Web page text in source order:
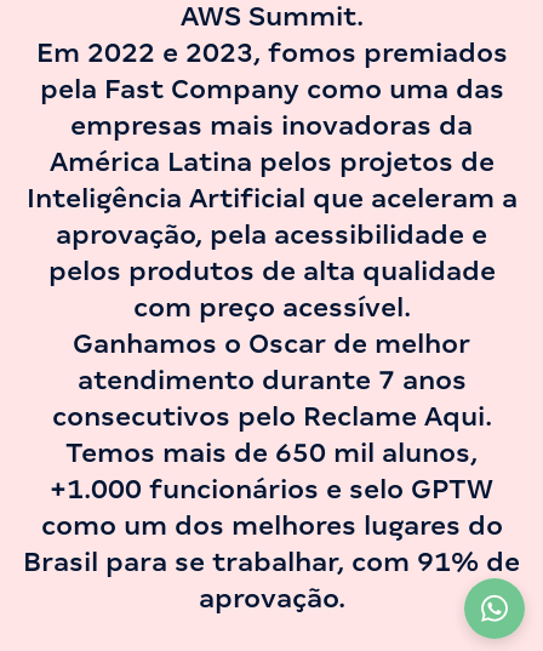
AWS Summit.
Em 2022 e 2023, fomos premiados
pela Fast Company como uma das
empresas mais inovadoras da
América Latina pelos projetos de
Inteligência Artificial que aceleram a
aprovação, pela acessibilidade e
pelos produtos de alta qualidade
com preço acessível.
Ganhamos o Oscar de melhor
atendimento durante 7 anos
consecutivos pelo Reclame Aqui.
Temos mais de 650 mil alunos,
+1.000 funcionários e selo GPTW
como um dos melhores lugares do
Brasil para se trabalhar, com 91% de
aprovação.